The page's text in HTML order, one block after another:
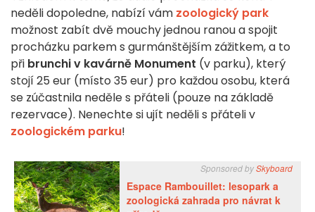
neděli dopoledne, nabízí vám zoologický park
možnost zabít dvě mouchy jednou ranou a spojit
procházku parkem s gurmánštějším zážitkem, a to
při brunchi v kavárně Monument (v parku), který
stojí 25 eur (místo 35 eur) pro každou osobu, která
se zúčastnila neděle s přáteli (pouze na základě
rezervace). Nenechte si ujít neděli s přáteli v
zoologickém parku!